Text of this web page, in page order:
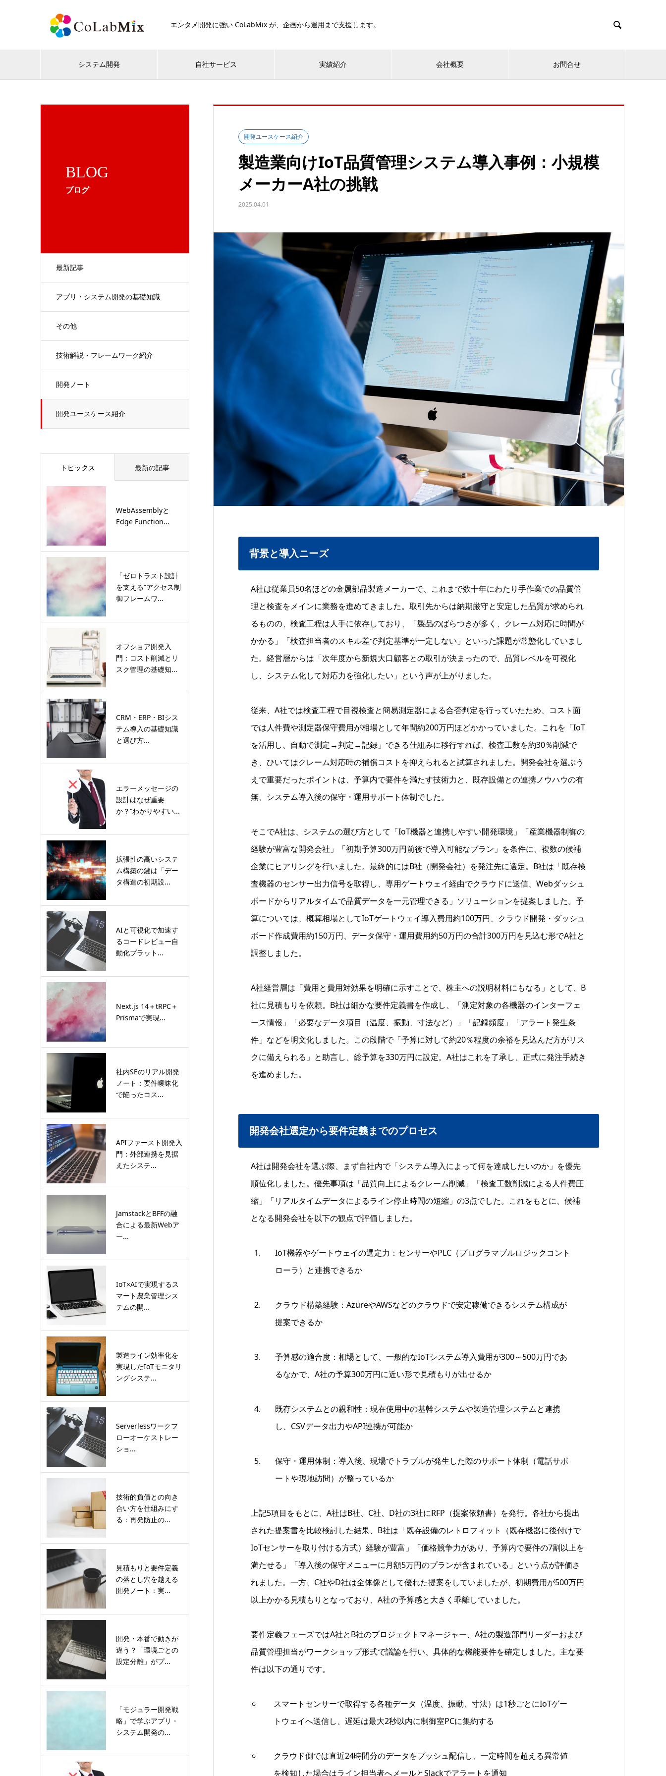
エンタメ開発に強い CoLabMix が、企画から運用まで支援します。 
システム開発 自社サービス 実績紹介 会社概要 お問合せ
BLOG
ブログ
最新記事
アプリ・システム開発の基礎知識
その他
技術解説・フレームワーク紹介
開発ノート
開発ユースケース紹介
開発ユースケース紹介
製造業向けIoT品質管理システム導入事例：小規模
メーカーA社の挑戦
2025.04.01
背景と導入ニーズ
A社は従業員50名ほどの金属部品製造メーカーで、これまで数十年にわたり手作業での品質管
理と検査をメインに業務を進めてきました。取引先からは納期厳守と安定した品質が求められ
るものの、検査工程は人手に依存しており、「製品のばらつきが多く、クレーム対応に時間が
かかる」「検査担当者のスキル差で判定基準が一定しない」といった課題が常態化していまし
た。経営層からは「次年度から新規大口顧客との取引が決まったので、品質レベルを可視化
し、システム化して対応力を強化したい」という声が上がりました。
従来、A社では検査工程で目視検査と簡易測定器による合否判定を行っていたため、コスト面
では人件費や測定器保守費用が相場として年間約200万円ほどかかっていました。これを「IoT
を活用し、自動で測定→判定→記録」できる仕組みに移行すれば、検査工数を約30％削減で
き、ひいてはクレーム対応時の補償コストを抑えられると試算されました。開発会社を選ぶう
えで重要だったポイントは、予算内で要件を満たす技術力と、既存設備との連携ノウハウの有
無、システム導入後の保守・運用サポート体制でした。
そこでA社は、システムの選び方として「IoT機器と連携しやすい開発環境」「産業機器制御の
経験が豊富な開発会社」「初期予算300万円前後で導入可能なプラン」を条件に、複数の候補
企業にヒアリングを行いました。最終的にはB社（開発会社）を発注先に選定。B社は「既存検
査機器のセンサー出力信号を取得し、専用ゲートウェイ経由でクラウドに送信、Webダッシュ
ボードからリアルタイムで品質データを一元管理できる」ソリューションを提案しました。予
算については、概算相場としてIoTゲートウェイ導入費用約100万円、クラウド開発・ダッシュ
ボード作成費用約150万円、データ保守・運用費用約50万円の合計300万円を見込む形でA社と
調整しました。
A社経営層は「費用と費用対効果を明確に示すことで、株主への説明材料にもなる」として、B
社に見積もりを依頼。B社は細かな要件定義書を作成し、「測定対象の各機器のインターフェ
ース情報」「必要なデータ項目（温度、振動、寸法など）」「記録頻度」「アラート発生条
件」などを明文化しました。この段階で「予算に対して約20％程度の余裕を見込んだ方がリス
クに備えられる」と助言し、総予算を330万円に設定。A社はこれを了承し、正式に発注手続き
を進めました。
開発会社選定から要件定義までのプロセス
A社は開発会社を選ぶ際、まず自社内で「システム導入によって何を達成したいのか」を優先
順位化しました。優先事項は「品質向上によるクレーム削減」「検査工数削減による人件費圧
縮」「リアルタイムデータによるライン停止時間の短縮」の3点でした。これをもとに、候補
となる開発会社を以下の観点で評価しました。
IoT機器やゲートウェイの選定力：センサーやPLC（プログラマブルロジックコント
ローラ）と連携できるか
クラウド構築経験：AzureやAWSなどのクラウドで安定稼働できるシステム構成が
提案できるか
予算感の適合度：相場として、一般的なIoTシステム導入費用が300～500万円であ
るなかで、A社の予算300万円に近い形で見積もりが出せるか
既存システムとの親和性：現在使用中の基幹システムや製造管理システムと連携
し、CSVデータ出力やAPI連携が可能か
保守・運用体制：導入後、現場でトラブルが発生した際のサポート体制（電話サポ
ートや現地訪問）が整っているか
上記5項目をもとに、A社はB社、C社、D社の3社にRFP（提案依頼書）を発行。各社から提出
された提案書を比較検討した結果、B社は「既存設備のレトロフィット（既存機器に後付けで
IoTセンサーを取り付ける方式）経験が豊富」「価格競争力があり、予算内で要件の7割以上を
満たせる」「導入後の保守メニューに月額5万円のプランが含まれている」という点が評価さ
れました。一方、C社やD社は全体像として優れた提案をしていましたが、初期費用が500万円
以上かかる見積もりとなっており、A社の予算感と大きく乖離していました。
要件定義フェーズではA社とB社のプロジェクトマネージャー、A社の製造部門リーダーおよび
品質管理担当がワークショップ形式で議論を行い、具体的な機能要件を確定しました。主な要
件は以下の通りです。
スマートセンサーで取得する各種データ（温度、振動、寸法）は1秒ごとにIoTゲー
トウェイへ送信し、遅延は最大2秒以内に制御室PCに集約する
クラウド側では直近24時間分のデータをプッシュ配信し、一定時間を超える異常値
を検知した場合はライン担当者へメールとSlackでアラートを通知
トピックス 最新の記事
WebAssemblyと
Edge Function...
「ゼロトラスト設計
を支える“アクセス制
御フレームワ...
オフショア開発入
門：コスト削減とリ
スク管理の基礎知...
CRM・ERP・BIシス
テム導入の基礎知識
と選び方...
エラーメッセージの
設計はなぜ重要
か？“わかりやすい...
拡張性の高いシステ
ム構築の鍵は「デー
タ構造の初期設...
AIと可視化で加速す
るコードレビュー自
動化プラット...
Next.js 14＋tRPC＋
Prismaで実現...
社内SEのリアル開発
ノート：要件曖昧化
で陥ったコス...
APIファースト開発入
門：外部連携を見据
えたシステ...
JamstackとBFFの融
合による最新Webア
ー...
IoT×AIで実現するス
マート農業管理シス
テムの開...
製造ライン効率化を
実現したIoTモニタリ
ングシステ...
Serverlessワークフ
ローオーケストレー
ショ...
技術的負債との向き
合い方を仕組みにす
る：再発防止の...
見積もりと要件定義
の落とし穴を越える
開発ノート：実...
開発・本番で動きが
違う？「環境ごとの
設定分離」がプ...
「モジュラー開発戦
略」で学ぶアプリ・
システム開発の...